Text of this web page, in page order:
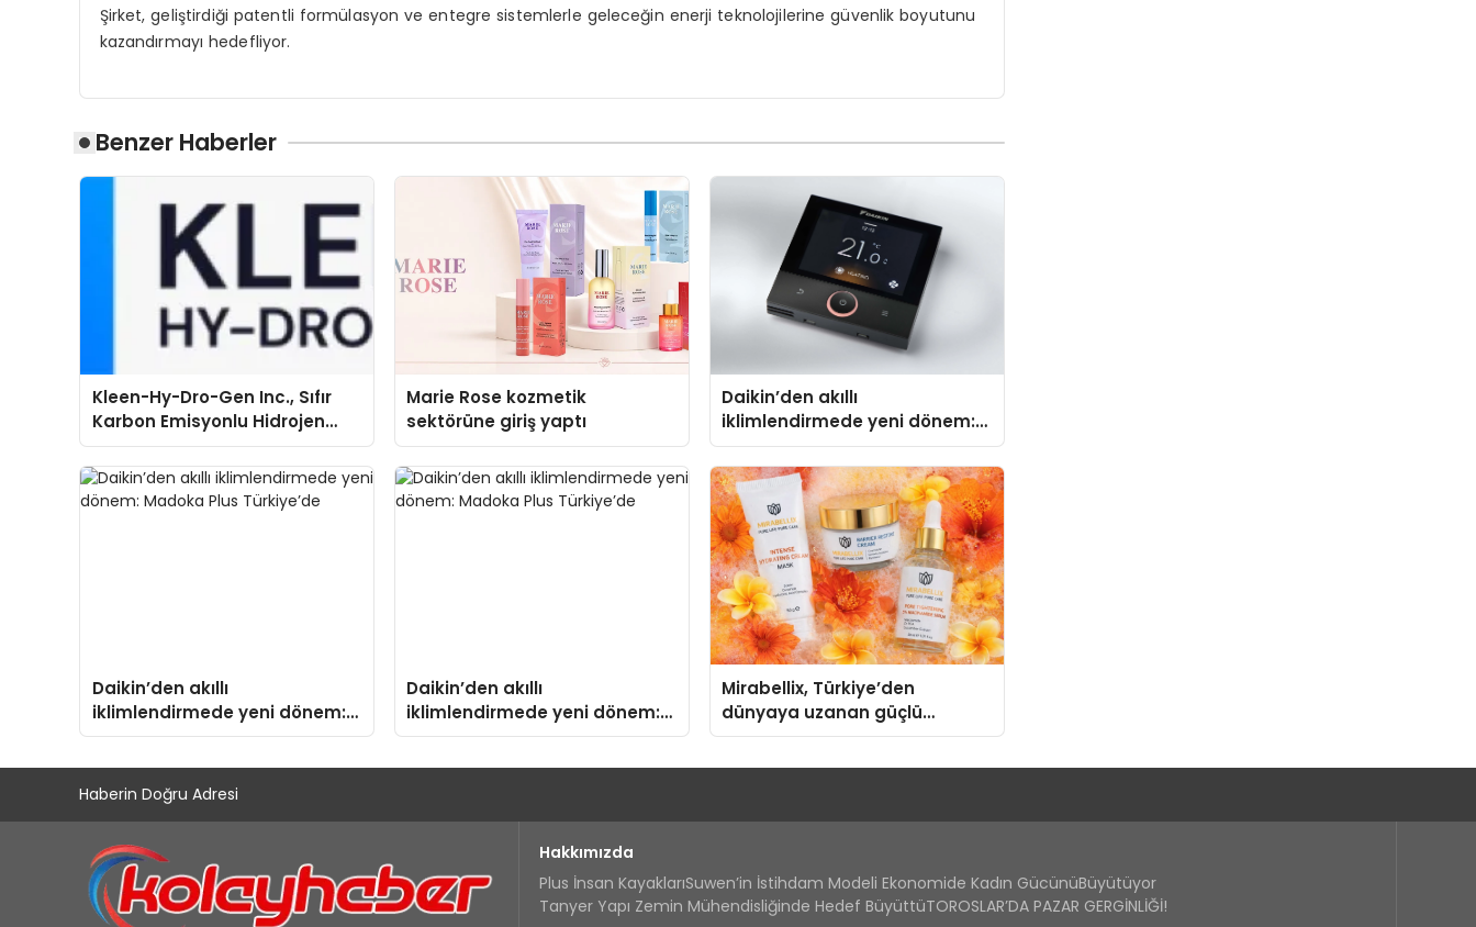
Şirket, geliştirdiği patentli formülasyon ve entegre sistemlerle geleceğin enerji teknolojilerine güvenlik boyutunu
kazandırmayı hedefliyor.
Benzer Haberler
Kleen-Hy-Dro-Gen Inc., Sıfır
Karbon Emisyonlu Hidrojen
Isıtma Teknolojisinde ISO ve
TSSA Düzenleyici Onaylarını
Aldı
Marie Rose kozmetik
sektörüne giriş yaptı
Daikin’den akıllı
iklimlendirmede yeni dönem:
Madoka Plus Türkiye’de
Daikin’den akıllı
iklimlendirmede yeni dönem:
Madoka Plus Türkiye’de
Daikin’den akıllı
iklimlendirmede yeni dönem:
Madoka Plus Türkiye’de
Mirabellix, Türkiye’den
dünyaya uzanan güçlü
büyümesini sürdürüyor
Haberin Doğru Adresi
Hakkımızda
Plus İnsan KayaklarıSuwen’in İstihdam Modeli Ekonomide Kadın GücünüBüyütüyor
Tanyer Yapı Zemin Mühendisliğinde Hedef BüyüttüTOROSLAR’DA PAZAR GERGİNLİĞİ!